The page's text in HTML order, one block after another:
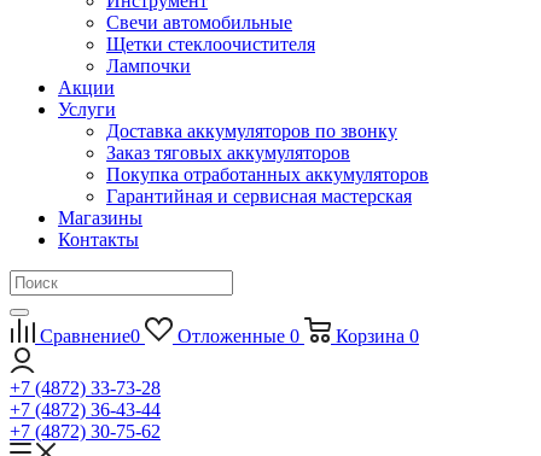
Свечи автомобильные
Щетки стеклоочистителя
Лампочки
Акции
Услуги
Доставка аккумуляторов по звонку
Заказ тяговых аккумуляторов
Покупка отработанных аккумуляторов
Гарантийная и сервисная мастерская
Магазины
Контакты
Сравнение0 Отложенные 0 Корзина 0
+7 (4872) 33-73-28
+7 (4872) 36-43-44
+7 (4872) 30-75-62